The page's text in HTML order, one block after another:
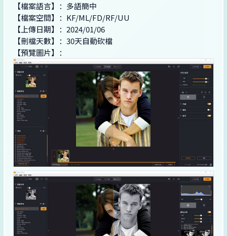
【檔案語言】：多語簡中
【檔案空間】：KF/ML/FD/RF/UU
【上傳日期】：2024/01/06
【刪檔天數】：30天自動砍檔
【預覽圖片】：